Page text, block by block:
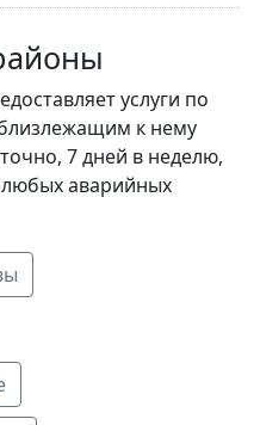
услуги по
к нему
7 дней в неделю,
аварийных